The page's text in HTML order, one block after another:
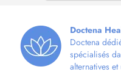
maux etDoctena
Doctena
spécialisés
alternatives